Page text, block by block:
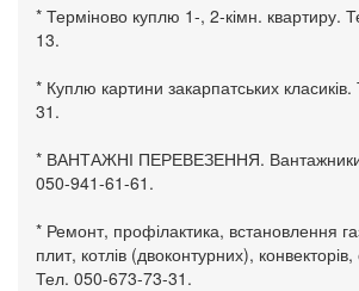
* Терміново куплю 1-, 2-кімн. квартиру.
13.
* Куплю картини закарпатських
31.
* ВАНТАЖНІ ПЕРЕВЕЗЕННЯ.
050-941-61-61.
* Ремонт, профілактика, встановлення
плит, котлів (двоконтурних),
Тел. 050-673-73-31.